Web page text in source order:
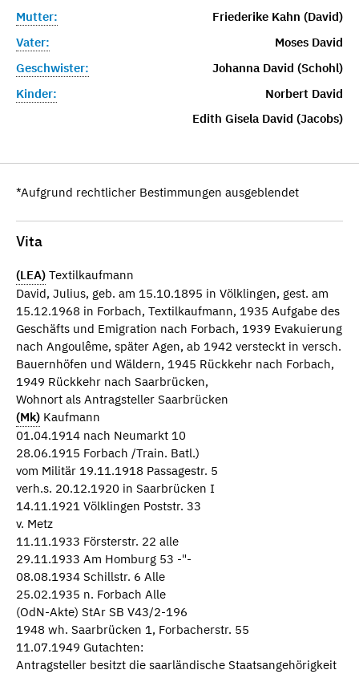
Mutter:
Friederike Kahn (David)
Vater:
Moses David
Geschwister:
Johanna David (Schohl)
Kinder:
Norbert David
Edith Gisela David (Jacobs)
*Aufgrund rechtlicher Bestimmungen ausgeblendet
Vita
(LEA) Textilkaufmann
David, Julius, geb. am 15.10.1895 in Völklingen, gest. am
15.12.1968 in Forbach, Textilkaufmann, 1935 Aufgabe des
Geschäfts und Emigration nach Forbach, 1939 Evakuierung
nach Angoulême, später Agen, ab 1942 versteckt in versch.
Bauernhöfen und Wäldern, 1945 Rückkehr nach Forbach,
1949 Rückkehr nach Saarbrücken,
Wohnort als Antragsteller Saarbrücken
(Mk) Kaufmann
01.04.1914 nach Neumarkt 10
28.06.1915 Forbach /Train. Batl.)
vom Militär 19.11.1918 Passagestr. 5
verh.s. 20.12.1920 in Saarbrücken I
14.11.1921 Völklingen Poststr. 33
v. Metz
11.11.1933 Försterstr. 22 alle
29.11.1933 Am Homburg 53 -"-
08.08.1934 Schillstr. 6 Alle
25.02.1935 n. Forbach Alle
(OdN-Akte) StAr SB V43/2-196
1948 wh. Saarbrücken 1, Forbacherstr. 55
11.07.1949 Gutachten:
Antragsteller besitzt die saarländische Staatsangehörigkeit